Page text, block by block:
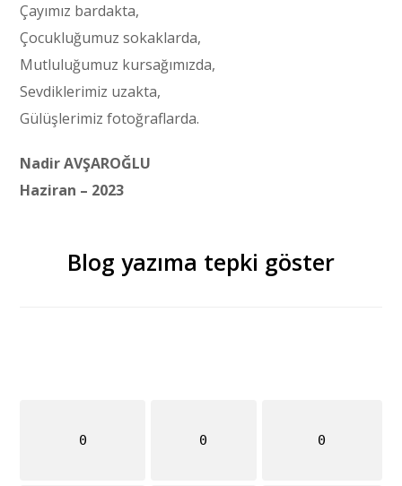
Çayımız bardakta,
Çocukluğumuz sokaklarda,
Mutluluğumuz kursağımızda,
Sevdiklerimiz uzakta,
Gülüşlerimiz fotoğraflarda.
Nadir AVŞAROĞLU
Haziran – 2023
Blog yazıma tepki göster
0 0 0